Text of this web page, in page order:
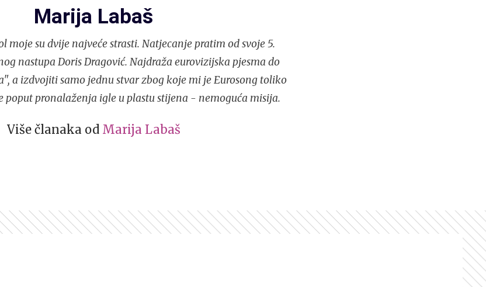
Marija Labaš
moje su dvije najveće strasti. Natjecanje pratim od svoje 5.
nastupa Doris Dragović. Najdraža eurovizijska pjesma do
a izdvojiti samo jednu stvar zbog koje mi je Eurosong toliko
poput pronalaženja igle u plastu stijena - nemoguća misija.
Više članaka od Marija Labaš